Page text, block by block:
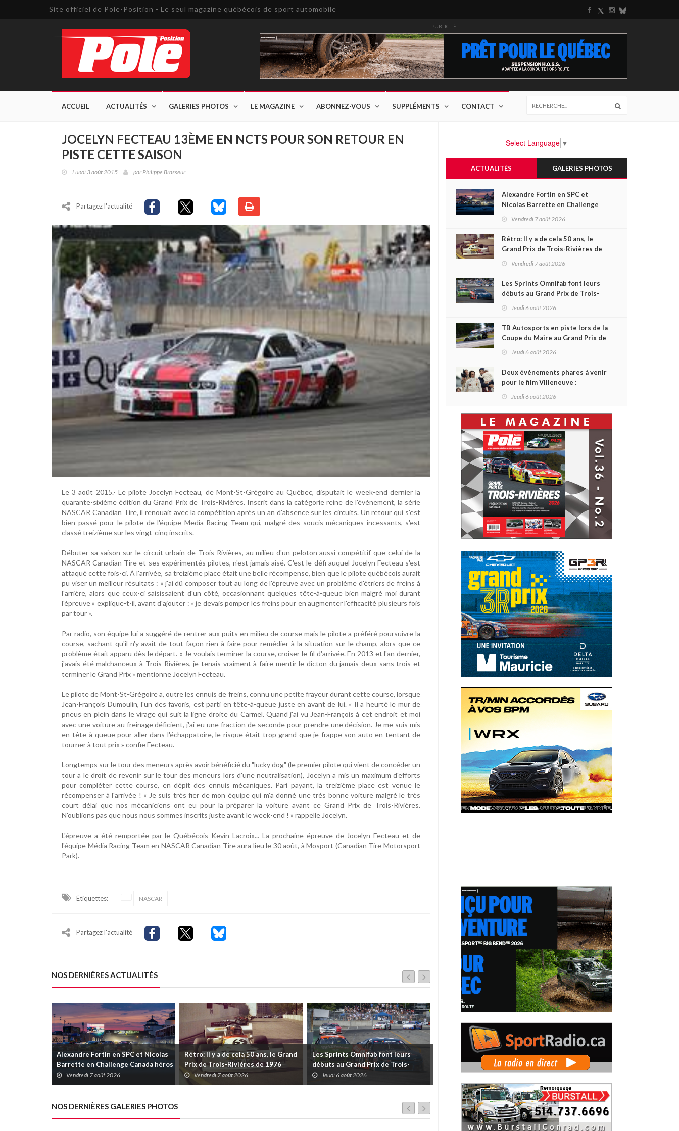
Site officiel de Pole-Position - Le seul magazine québécois de sport automobile
PUBLICITÉ
ACCUEIL ACTUALITÉS GALERIES PHOTOS LE MAGAZINE ABONNEZ-VOUS SUPPLÉMENTS CONTACT
JOCELYN FECTEAU 13ÈME EN NCTS POUR SON RETOUR EN
PISTE CETTE SAISON
Lundi 3 août 2015 parPhilippe Brasseur
Partagez l'actualité
Le 3 août 2015.- Le pilote Jocelyn Fecteau, de Mont-St-Grégoire au Québec, disputait le week-end dernier la
quarante-sixième édition du Grand Prix de Trois-Rivières. Inscrit dans la catégorie reine de l'événement, la série
NASCAR Canadian Tire, il renouait avec la compétition après un an d'absence sur les circuits. Un retour qui s'est
bien passé pour le pilote de l'équipe Media Racing Team qui, malgré des soucis mécaniques incessants, s'est
classé treizième sur les vingt-cinq inscrits.
Débuter sa saison sur le circuit urbain de Trois-Rivières, au milieu d'un peloton aussi compétitif que celui de la
NASCAR Canadian Tire et ses expérimentés pilotes, n'est jamais aisé. C'est le défi auquel Jocelyn Fecteau s'est
attaqué cette fois-ci. À l'arrivée, sa treizième place était une belle récompense, bien que le pilote québécois aurait
pu viser un meilleur résultats : « j'ai dû composer tout au long de l'épreuve avec un problème d'étriers de freins à
l'arrière, alors que ceux-ci saisissaient d'un côté, occasionnant quelques tête-à-queue bien malgré moi durant
l'épreuve » explique-t-il, avant d'ajouter : « je devais pomper les freins pour en augmenter l'efficacité plusieurs fois
par tour ».
Par radio, son équipe lui a suggéré de rentrer aux puits en milieu de course mais le pilote a préféré poursuivre la
course, sachant qu'il n'y avait de tout façon rien à faire pour remédier à la situation sur le champ, alors que ce
problème était apparu dès le départ. « Je voulais terminer la course, croiser le fil d'arrivée. En 2013 et l'an dernier,
j'avais été malchanceux à Trois-Rivières, je tenais vraiment à faire mentir le dicton du jamais deux sans trois et
terminer le Grand Prix » mentionne Jocelyn Fecteau.
Le pilote de Mont-St-Grégoire a, outre les ennuis de freins, connu une petite frayeur durant cette course, lorsque
Jean-François Dumoulin, l'un des favoris, est parti en tête-à-queue juste en avant de lui. « Il a heurté le mur de
pneus en plein dans le virage qui suit la ligne droite du Carmel. Quand j'ai vu Jean-François à cet endroit et moi
avec une voiture au freinage déficient, j'ai eu une fraction de seconde pour prendre une décision. Je me suis mis
en tête-à-queue pour aller dans l'échappatoire, le risque était trop grand que je frappe son auto en tentant de
tourner à tout prix » confie Fecteau.
Longtemps sur le tour des meneurs après avoir bénéficié du "lucky dog" (le premier pilote qui vient de concéder un
tour a le droit de revenir sur le tour des meneurs lors d'une neutralisation), Jocelyn a mis un maximum d'efforts
pour compléter cette course, en dépit des ennuis mécaniques. Pari payant, la treizième place est venue le
récompenser à l'arrivée ! « Je suis très fier de mon équipe qui m'a donné une très bonne voiture malgré le très
court délai que nos mécaniciens ont eu pour la préparer la voiture avant ce Grand Prix de Trois-Rivières.
N'oublions pas que nous nous sommes inscrits juste avant le week-end ! » rappelle Jocelyn.
L'épreuve a été remportée par le Québécois Kevin Lacroix... La prochaine épreuve de Jocelyn Fecteau et de
l'équipe Média Racing Team en NASCAR Canadian Tire aura lieu le 30 août, à Mosport (Canadian Tire Motorsport
Park).
Étiquettes: NASCAR
Partagez l'actualité
NOS DERNIÈRES ACTUALITÉS
Alexandre Fortin en SPC et Nicolas
Barrette en Challenge Canada héros
des premières courses du week-end
au GP3R
Vendredi 7 août 2026
Rétro: Il y a de cela 50 ans, le Grand
Prix de Trois-Rivières de 1976
Vendredi 7 août 2026
Les Sprints Omnifab font leurs
débuts au Grand Prix de Trois-
Rivières avec un format inspiré de
Daytona
Jeudi 6 août 2026
TB Autosports en piste lors de la
Coupe du Maire au Grand Prix de
Trois-Rivières
Jeudi 6 août 2026
Deux événements phares à venir
pour le film Villeneuve :
d'une légende (+ vidéo)
Jeudi 6 août 2026
NOS DERNIÈRES GALERIES PHOTOS
Select Language ▼
ACTUALITÉS GALERIES PHOTOS
Alexandre Fortin en SPC et
Nicolas Barrette en Challenge
Canada héros des premières
Vendredi 7 août 2026
Rétro: Il y a de cela 50 ans, le
Grand Prix de Trois-Rivières de
1976
Vendredi 7 août 2026
Les Sprints Omnifab font leurs
débuts au Grand Prix de Trois-
Rivières avec un format inspiré
Jeudi 6 août 2026
TB Autosports en piste lors de la
Coupe du Maire au Grand Prix de
Trois-Rivières
Jeudi 6 août 2026
Deux événements phares à venir
pour le film Villeneuve :
L'ascension d'une légende (+
Jeudi 6 août 2026